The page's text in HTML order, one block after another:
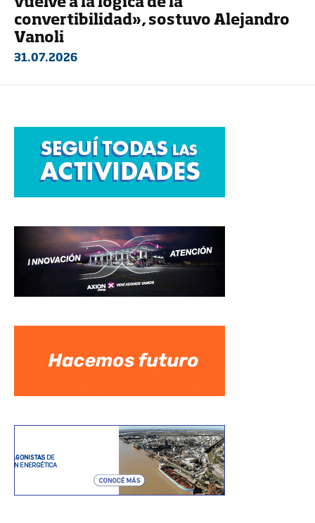
vuelve a la lógica de la
convertibilidad», sostuvo Alejandro
Vanoli
31.07.2026